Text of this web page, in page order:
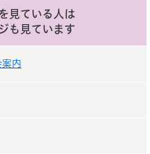
見ている人は
も見ています
内